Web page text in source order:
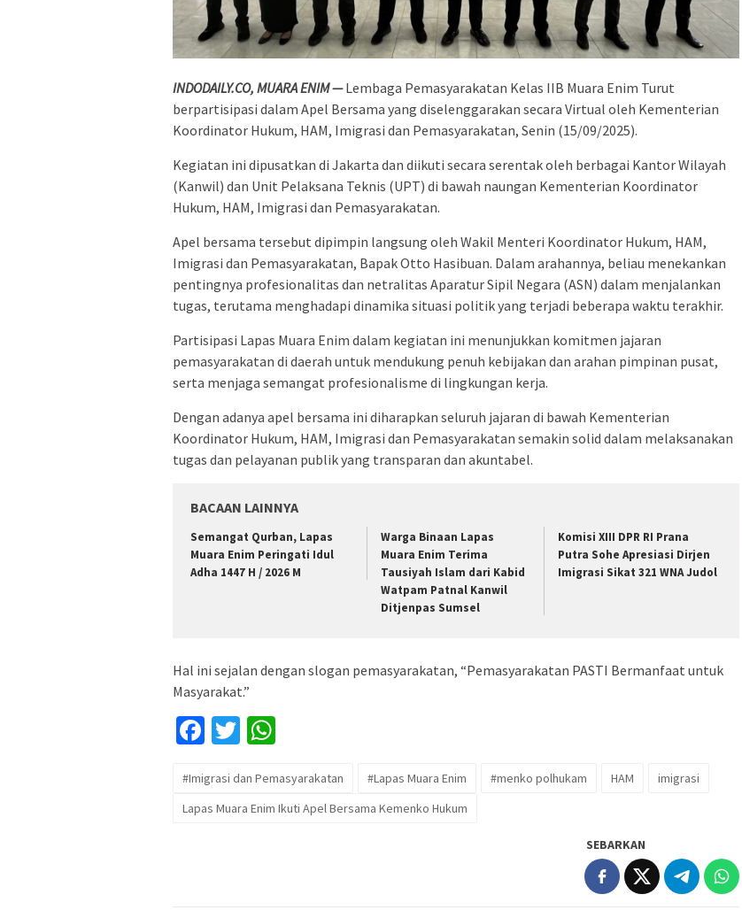
INDODAILY.CO, MUARA ENIM —Lembaga Pemasyarakatan Kelas IIB Muara Enim Turut
berpartisipasi dalam Apel Bersama yang diselenggarakan secara Virtual oleh Kementerian
Koordinator Hukum, HAM, Imigrasi dan Pemasyarakatan, Senin (15/09/2025).
Kegiatan ini dipusatkan di Jakarta dan diikuti secara serentak oleh berbagai Kantor Wilayah
(Kanwil) dan Unit Pelaksana Teknis (UPT) di bawah naungan Kementerian Koordinator
Hukum, HAM, Imigrasi dan Pemasyarakatan.
Apel bersama tersebut dipimpin langsung oleh Wakil Menteri Koordinator Hukum, HAM,
Imigrasi dan Pemasyarakatan, Bapak Otto Hasibuan. Dalam arahannya, beliau menekankan
pentingnya profesionalitas dan netralitas Aparatur Sipil Negara (ASN) dalam menjalankan
tugas, terutama menghadapi dinamika situasi politik yang terjadi beberapa waktu terakhir.
Partisipasi Lapas Muara Enim dalam kegiatan ini menunjukkan komitmen jajaran
pemasyarakatan di daerah untuk mendukung penuh kebijakan dan arahan pimpinan pusat,
serta menjaga semangat profesionalisme di lingkungan kerja.
Dengan adanya apel bersama ini diharapkan seluruh jajaran di bawah Kementerian
Koordinator Hukum, HAM, Imigrasi dan Pemasyarakatan semakin solid dalam melaksanakan
tugas dan pelayanan publik yang transparan dan akuntabel.
BACAAN LAINNYA
Semangat Qurban, Lapas
Muara Enim Peringati Idul
Adha 1447 H / 2026 M
Warga Binaan Lapas
Muara Enim Terima
Tausiyah Islam dari Kabid
Watpam Patnal Kanwil
Ditjenpas Sumsel
Komisi XIII DPR RI Prana
Putra Sohe Apresiasi Dirjen
Imigrasi Sikat 321 WNA Judol
Hal ini sejalan dengan slogan pemasyarakatan, “Pemasyarakatan PASTI Bermanfaat untuk
Masyarakat.”
Facebook
Twitter
#Imigrasi dan Pemasyarakatan #Lapas Muara Enim #menko polhukam HAM
imigrasi
Lapas Muara Enim Ikuti Apel Bersama Kemenko Hukum
SEBARKAN